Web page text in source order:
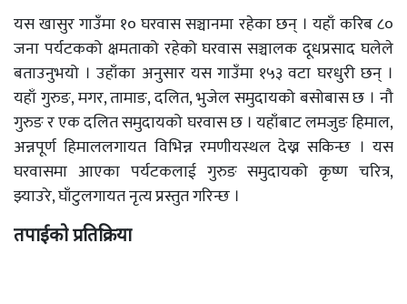
यस खासुर गाउँमा १० घरवास सञ्चानमा रहेका छन् । यहाँ करिब ८०
जना पर्यटकको क्षमताको रहेको घरवास सञ्चालक दूधप्रसाद घलेले
बताउनुभयो । उहाँका अनुसार यस गाउँमा १५३ वटा घरधुरी छन् ।
यहाँ गुरुङ, मगर, तामाङ, दलित, भुजेल समुदायको बसोबास छ । नौ
गुरुङ र एक दलित समुदायको घरवास छ । यहाँबाट लमजुङ हिमाल,
अन्नपूर्ण हिमाललगायत विभिन्न रमणीयस्थल देख्न सकिन्छ । यस
घरवासमा आएका पर्यटकलाई गुरुङ समुदायको कृष्ण चरित्र,
झ्याउरे, घाँटुलगायत नृत्य प्रस्तुत गरिन्छ ।
तपाईको प्रतिक्रिया